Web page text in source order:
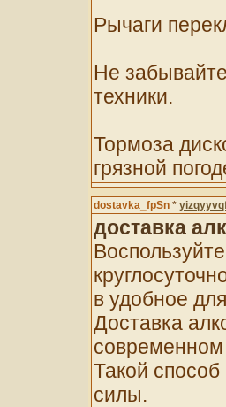
Рычаги
Не
техники.
Тормоза
грязной
dostavka_fpSn *
доставка
в удобное
Доставка
Такой
силы.